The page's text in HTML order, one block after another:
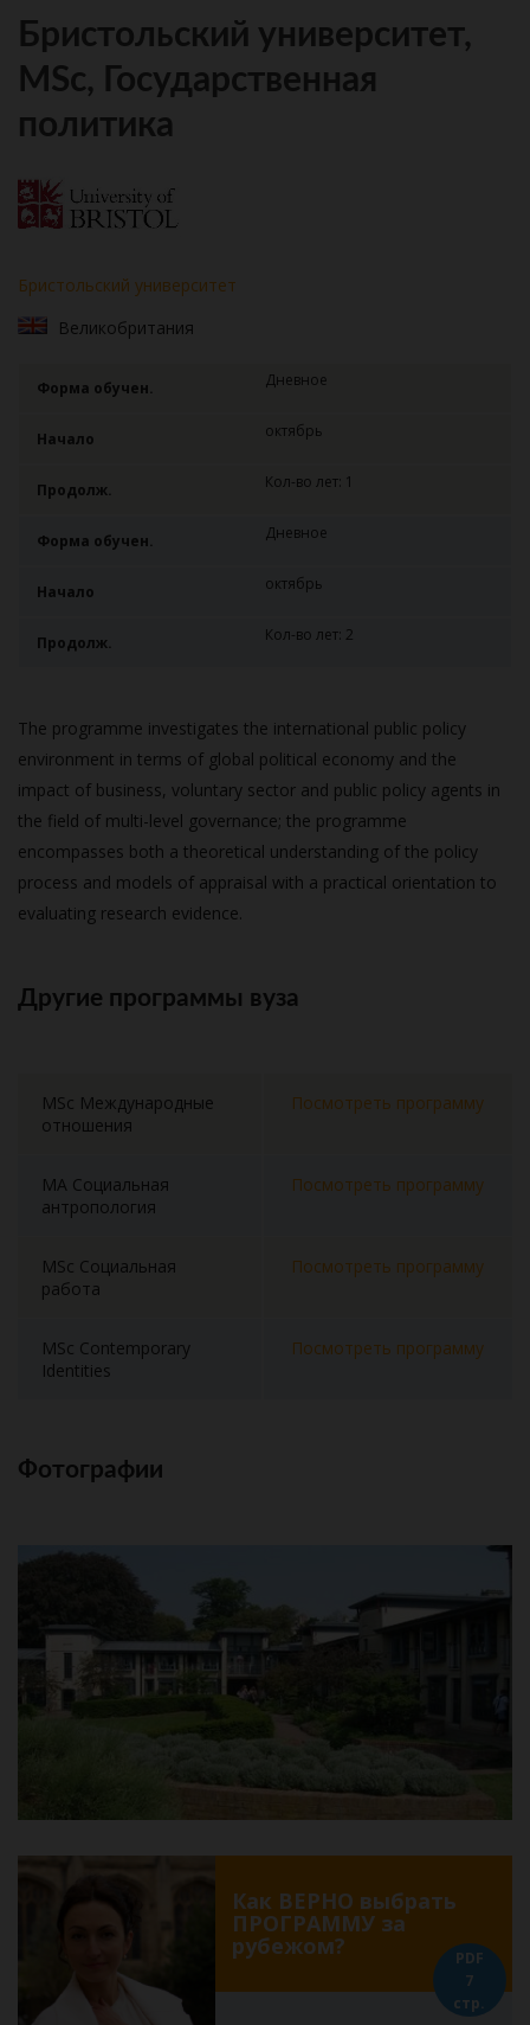
Бристольский университет,
MSc, Государственная
политика
Бристольский университет
Великобритания
Форма обучен. Дневное
Начало октябрь
Продолж. Кол-во лет: 1
Форма обучен. Дневное
Начало октябрь
Продолж. Кол-во лет: 2
The programme investigates the international public policy
environment in terms of global political economy and the
impact of business, voluntary sector and public policy agents in
the field of multi-level governance; the programme
encompasses both a theoretical understanding of the policy
process and models of appraisal with a practical orientation to
evaluating research evidence.
Другие программы вуза
MSc Международные
отношения
Посмотреть программу
MA Социальная
антропология
Посмотреть программу
MSc Социальная
работа
Посмотреть программу
MSc Contemporary
Identities
Посмотреть программу
Фотографии
Как ВЕРНО выбрать
ПРОГРАММУ за
рубежом?
PDF
7
стр.